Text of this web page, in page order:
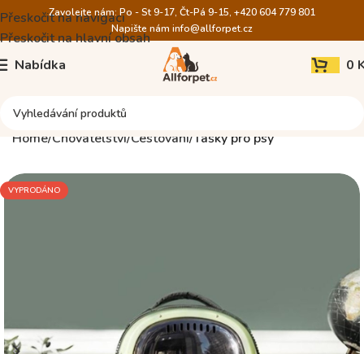
Přeskočit na navigaci
Přeskočit na hlavní obsah
Zavolejte nám: Po - St 9-17, Čt-Pá 9-15, +420 604 779 801
Napište nám info@allforpet.cz
Nabídka 0
Home Chovatelství Cestování Tašky pro psy
VYPRODÁNO